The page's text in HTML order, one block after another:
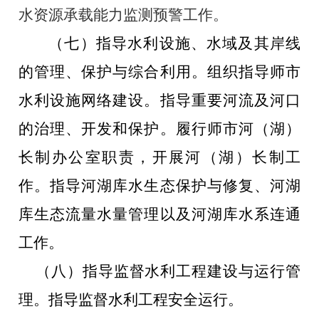
水资源承载能力监测预警工作。
（七）指导水利设施、水域及其岸线
的管理、保护与综合利用。组织指导师市
水利设施网络建设。指导重要河流及河口
的治理、开发和保护。履行师市河（湖）
长制办公室职责，开展河（湖）长制工
作。指导河湖库水生态保护与修复、河湖
库生态流量水量管理以及河湖库水系连通
工作。
（八）指导监督水利工程建设与运行管
理。指导监督水利工程安全运行。